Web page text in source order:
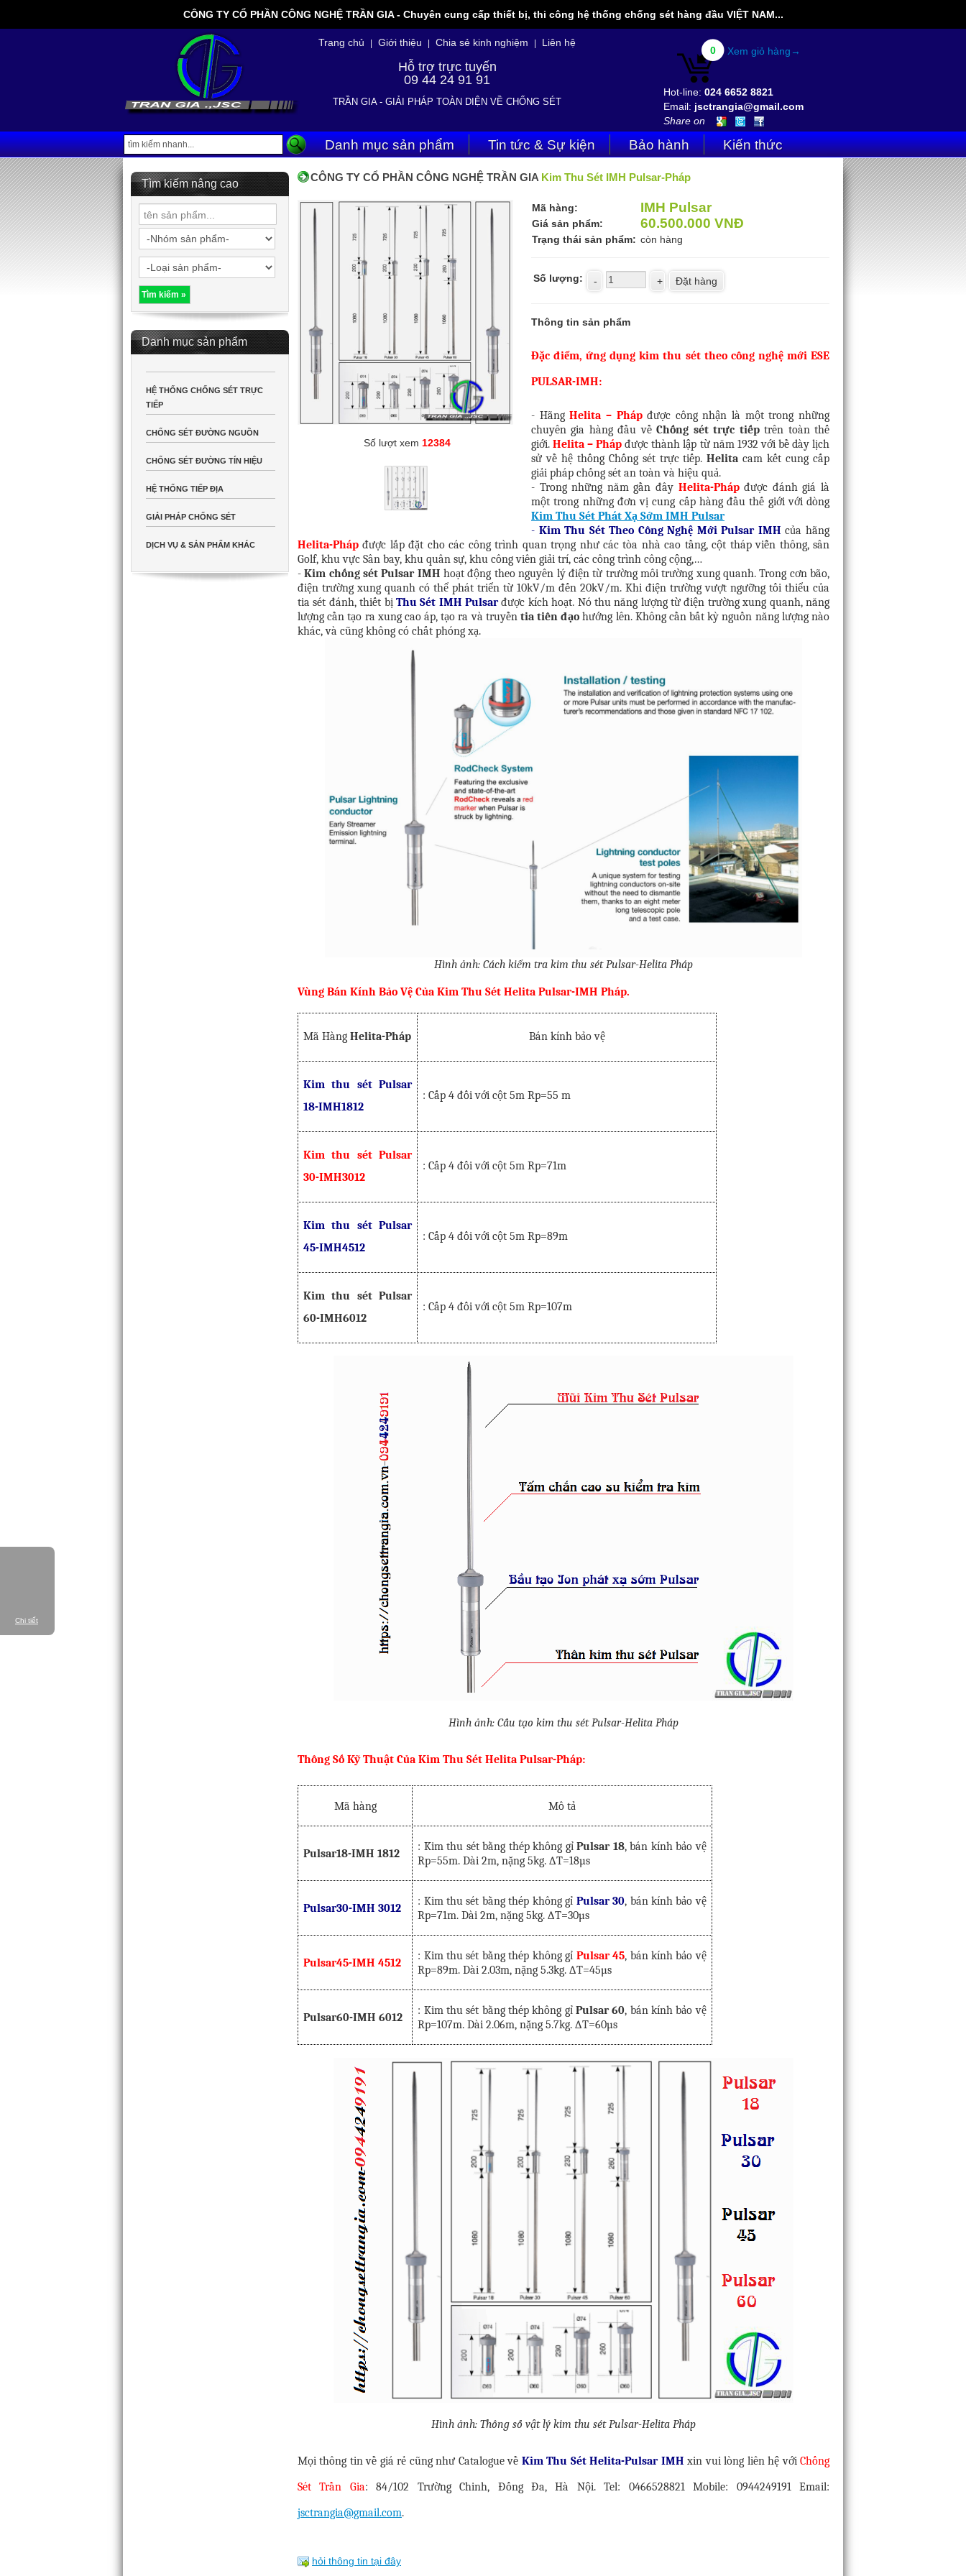
Chi tiết
Trang chủ Giới thiệu Chia sẻ kinh nghiệm Liên hệ
Hỗ trợ trực tuyến
09 44 24 91 91
TRẦN GIA - GIẢI PHÁP TOÀN DIỆN VỀ CHỐNG SÉT
0 Xem giỏ hàng→
Hot-line: 024 6652 8821
Email: jsctrangia@gmail.com
Share on
Danh mục sản phẩm Tin tức & Sự kiện Bảo hành Kiến thức
Tìm kiếm nâng cao
Danh mục sản phẩm
HỆ THỐNG CHỐNG SÉT TRỰC
TIẾP
CHỐNG SÉT ĐƯỜNG NGUỒN
CHỐNG SÉT ĐƯỜNG TÍN HIỆU
HỆ THỐNG TIẾP ĐỊA
GIẢI PHÁP CHỐNG SÉT
DỊCH VỤ & SẢN PHẨM KHÁC
CÔNG TY CỔ PHẦN CÔNG NGHỆ TRẦN GIA Kim Thu Sét IMH Pulsar-Pháp
Số lượt xem 12384
Mã hàng: IMH Pulsar
Giá sản phẩm: 60.500.000 VNĐ
Trạng thái sản phẩm: còn hàng
Số lượng:
Thông tin sản phẩm
Đặc điểm, ứng dụng kim thu sét theo công nghệ mới ESE
PULSAR-IMH:
- HãngHelita – Phápđược công nhận là một trong những
chuyên gia hàng đầu vềChống sét trực tiếptrên toàn thế
giới.Helita – Pháp được thành lập từ năm 1932 với bề dày lịch
sử về hệ thống Chống sét trực tiếp.Helitacam kết cung cấp
giải pháp chống sét an toàn và hiệu quả.
- Trong những năm gần đây Helita-Phápđược đánh giá là
một trong những đơn vị cung cấp hàng đầu thế giới với dòng
Kim Thu Sét Phát Xạ Sớm IMH Pulsar
- Kim Thu Sét Theo Công Nghệ Mới PulsarIMH của hãng
Helita-Pháp được lắp đặt cho các công trình quan trọng như các tòa nhà cao tầng, cột tháp viễn thông, sân
Golf, khu vực Sân bay, khu quân sự, khu công viên giải trí, các công trình công cộng,…
- Kim chống sét Pulsar IMH hoạt động theo nguyên lý điện từ trường môi trường xung quanh. Trong cơn bão,
điện trường xung quanh có thể phát triển từ 10kV/m đến 20kV/m. Khi điện trường vượt ngưỡng tối thiểu của
tia sét đánh, thiết bị Thu Sét IMH Pulsarđược kích hoạt. Nó thu năng lượng từ điện trường xung quanh, năng
lượng cần tạo ra xung cao áp, tạo ra và truyền tia tiên đạo hướng lên. Không cần bất kỳ nguồn năng lượng nào
khác, và cũng không có chất phóng xạ.
Hình ảnh: Cách kiểm tra kim thu sét Pulsar-Helita Pháp
Vùng Bán Kính Bảo Vệ Của Kim Thu Sét Helita Pulsar-IMH Pháp.
Mã HàngHelita-Pháp Bán kính bảo vệ
Kim thu sét Pulsar
18-IMH1812
: Cấp 4 đối với cột 5m Rp=55 m
Kim thu sét Pulsar
30-IMH3012
: Cấp 4 đối với cột 5m Rp=71m
Kim thu sét Pulsar
45-IMH4512
: Cấp 4 đối với cột 5m Rp=89m
Kim thu sét Pulsar
60-IMH6012
: Cấp 4 đối với cột 5m Rp=107m
Hình ảnh: Cấu tạo kim thu sét Pulsar-Helita Pháp
Thông Số Kỹ Thuật Của Kim Thu Sét Helita Pulsar-Pháp:
Mã hàng Mô tả
Pulsar18-IMH 1812
: Kim thu sét bằng thép không gỉPulsar 18, bán kính bảo vệ
Rp=55m. Dài 2m, nặng 5kg. ∆T=18µs
Pulsar30-IMH 3012
: Kim thu sét bằng thép không gỉ Pulsar 30, bán kính bảo vệ
Rp=71m. Dài 2m, nặng 5kg. ∆T=30µs
Pulsar45-IMH 4512
: Kim thu sét bằng thép không gỉ Pulsar 45, bán kính bảo vệ
Rp=89m. Dài 2.03m, nặng 5.3kg. ∆T=45µs
Pulsar60-IMH 6012
: Kim thu sét bằng thép không gỉPulsar 60, bán kính bảo vệ
Rp=107m. Dài 2.06m, nặng 5.7kg. ∆T=60µs
Hình ảnh: Thông số vật lý kim thu sét Pulsar-Helita Pháp
Mọi thông tin về giá rẻ cũng như Catalogue về Kim Thu Sét Helita-Pulsar IMHxin vui lòng liên hệ vớiChống
Sét Trần Gia: 84/102 Trường Chinh, Đống Đa, Hà Nội. Tel: 0466528821 Mobile: 0944249191 Email:
jsctrangia@gmail.com.
hỏi thông tin tại đây
CÔNG TY CỔ PHẦN CÔNG NGHỆ TRẦN GIA - Chuyên cung cấp thiết bị, thi công hệ thống chống sét hàng đầu VIỆT NAM...